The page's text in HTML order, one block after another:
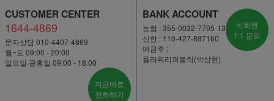
CUSTOMER CENTER
1644-4869
문자상담 010-4407-4869
월~토 09:00 - 20:00
일요일·공휴일 09:00 - 18:00
지금바로
전화하기
BANK ACCOUNT
농협 : 355-0032-7705-13
신한 : 110-427-887160
예금주 :
플라워리퍼블릭(박상현)
비회원
1:1 문의